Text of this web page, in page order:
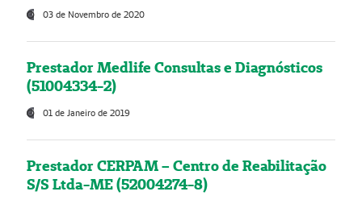
03 de Novembro de 2020
Prestador Medlife Consultas e Diagnósticos
(51004334-2)
01 de Janeiro de 2019
Prestador CERPAM – Centro de Reabilitação
S/S Ltda-ME (52004274-8)